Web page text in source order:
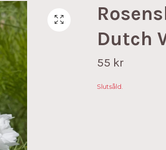
Dutch
55 kr
Slutsåld.